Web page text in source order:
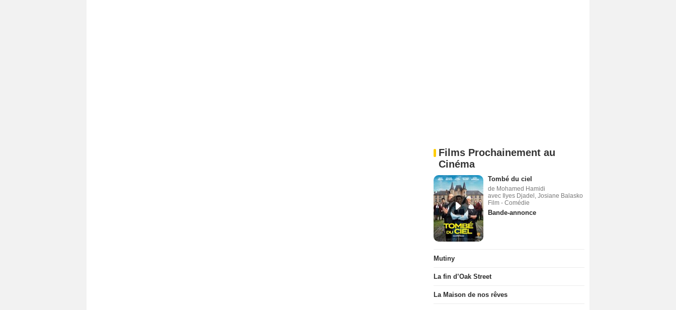
Films Prochainement au
Cinéma
Tombé du ciel
de Mohamed Hamidi
avec Ilyes Djadel, Josiane Balasko
Film - Comédie
Bande-annonce
Mutiny
La fin d’Oak Street
La Maison de nos rêves